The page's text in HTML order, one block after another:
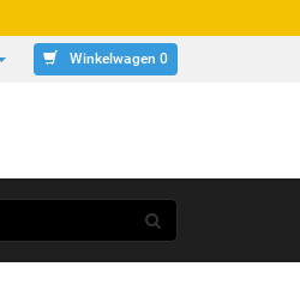
Winkelwagen 0